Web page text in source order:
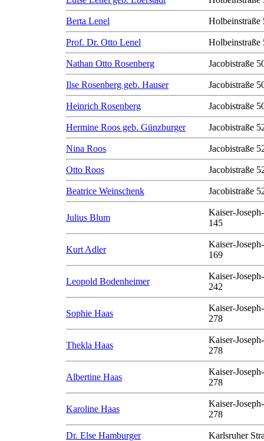
Berta Lenel Holbeinstraße
Prof. Dr. Otto Lenel Holbeinstraße
Nathan Otto Rosenberg Jacobistraße
Ilse Rosenberg geb. Hauser Jacobistraße
Heinrich Rosenberg Jacobistraße
Hermine Roos geb. Günzburger Jacobistraße
Nina Roos Jacobistraße
Otto Roos Jacobistraße
Beatrice Weinschenk Jacobistraße
Julius Blum
Kaiser-
145
Kurt Adler
Kaiser-
169
Leopold Bodenheimer
Kaiser-
242
Sophie Haas
Kaiser-
278
Thekla Haas
Kaiser-
278
Albertine Haas
Kaiser-
278
Karoline Haas
Kaiser-
278
Dr. Else Hamburger Karlsruher